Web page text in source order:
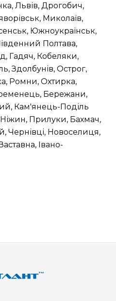
Львів, Дрогобич,
Миколаїв,
Южноукраїнськ,
Полтава,
Гадяч, Кобеляки,
Здолбунів, Острог,
Ромни, Охтирка,
Бережани,
Кам'янець-Поділь
Прилуки, Бахмач,
Чернівці, Новоселиця,
Івано-